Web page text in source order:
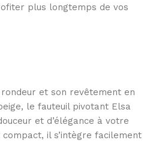
plus longtemps de vos
et son revêtement en
le fauteuil pivotant Elsa
et d’élégance à votre
il s’intègre facilement